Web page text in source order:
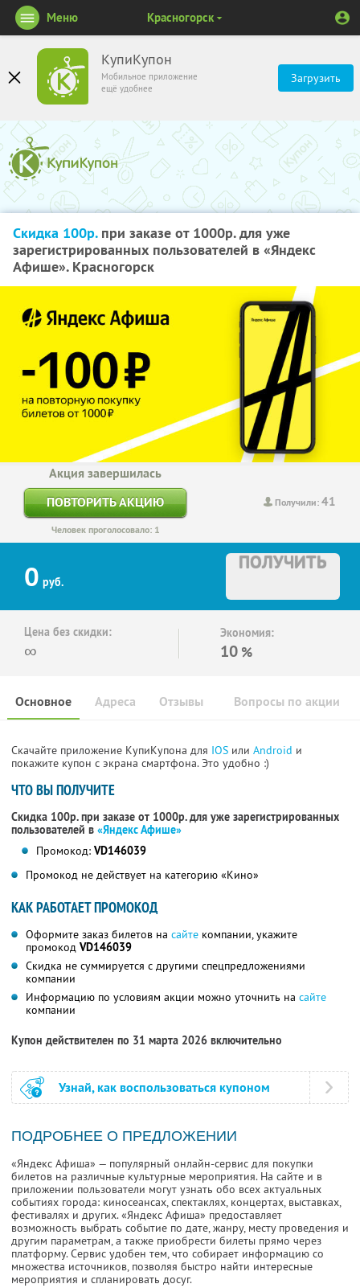
КупиКупон
Мобильное приложение
ещё удобнее
Загрузить
Меню Красногорск
Скидка 100р.при заказе от 1000р. для уже
зарегистрированных пользователей в «Яндекс
Афише». Красногорск
Получили:41
Акция завершилась
ПОВТОРИТЬ АКЦИЮ
Человек проголосовало: 1
0 руб.
ПОЛУЧИТЬ
Цена без скидки:
∞
Экономия:
10 %
Основное Отзывы Вопросы по акции
Адреса
Скачайте приложение КупиКупона для IOS или Android и
покажите купон с экрана смартфона. Это удобно :)
ЧТО ВЫ ПОЛУЧИТЕ
Скидка 100р. при заказе от 1000р. для уже зарегистрированных
пользователей в «Яндекс Афише»
Промокод: VD146039
Промокод не действует на категорию «Кино»
КАК РАБОТАЕТ ПРОМОКОД
Оформите заказ билетов на сайте компании, укажите
промокод VD146039
Скидка не суммируется с другими спецпредложениями
компании
Информацию по условиям акции можно уточнить на сайте
компании
Купон действителен по 31 марта 2026 включительно
Узнай, как воспользоваться купоном
ПОДРОБНЕЕ О ПРЕДЛОЖЕНИИ
«Яндекс Афиша» — популярный онлайн-сервис для покупки
билетов на различные культурные мероприятия. На сайте и в
приложении пользователи могут узнать обо всех актуальных
событиях города: киносеансах, спектаклях, концертах, выставках,
фестивалях и других. «Яндекс Афиша» предоставляет
возможность выбрать событие по дате, жанру, месту проведения и
другим параметрам, а также приобрести билеты прямо через
платформу. Сервис удобен тем, что собирает информацию со
множества источников, позволяя быстро найти интересные
мероприятия и спланировать досуг.